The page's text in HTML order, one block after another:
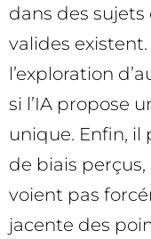
dans des
valides
l’exploration
si l’IA propose
unique. Enfin, il
de biais
voient pas
jacente des